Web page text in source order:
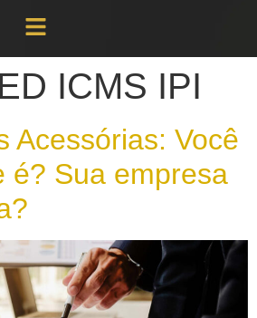
ICMS IPI
Acessórias: Você
é? Sua empresa